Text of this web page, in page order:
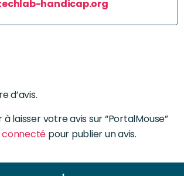
handicap.org
d’avis.
laisser votre avis sur “PortalMouse”
connecté pour publier un avis.